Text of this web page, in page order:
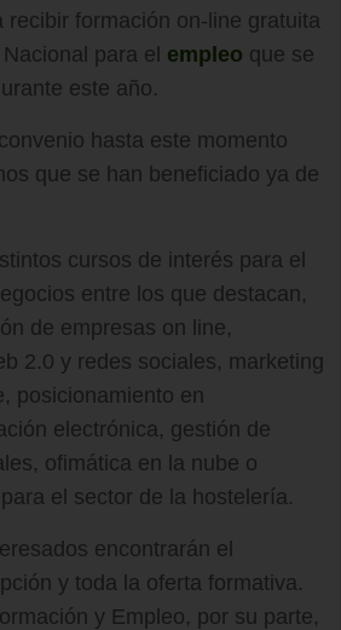
recibir formación on-line gratuita
para el empleo que se
este año.
hasta este momento
que se han beneficiado ya de
cursos de interés para el
entre los que destacan,
de empresas on line,
2.0 y redes sociales, marketing
posicionamiento en
electrónica, gestión de
ofimática en la nube o
el sector de la hostelería.
encontrarán el
y toda la oferta formativa.
y Empleo, por su parte,